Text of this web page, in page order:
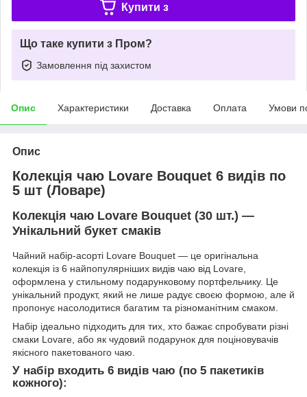
Купити з
Що таке купити з Пром?
Замовлення під захистом
Опис Характеристики Доставка Оплата Умови
Опис
Колекція чаю Lovare Bouquet 6 видів по
5 шт (Ловаре)
Колекція чаю Lovare Bouquet (30 шт.) —
Унікальний букет смаків
Чайний набір-асорті Lovare Bouquet — це оригінальна
колекція із 6 найпопулярніших видів чаю від Lovare,
оформлена у стильному подарунковому портфельчику. Це
унікальний продукт, який не лише радує своєю формою, але й
пропонує насолодитися багатим та різноманітним смаком.
Набір ідеально підходить для тих, хто бажає спробувати різні
смаки Lovare, або як чудовий подарунок для поціновувачів
якісного пакетованого чаю.
У набір входить 6 видів чаю (по 5 пакетиків
кожного):